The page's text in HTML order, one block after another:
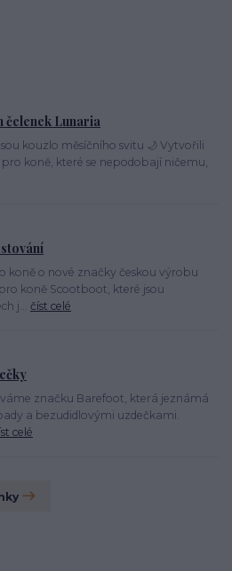
čelenek Lunaria
kouzlo měsíčního svitu 🌙 Vytvořili
koně, které se nepodobají ničemu,
koně o nové značky českou výrobu
koně Scootboot, které jsou
j... číst celé
značku Barefoot, která jeznámá
a bezudidlovými uzdečkami.
celé